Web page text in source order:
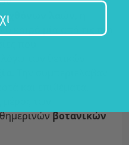
λαών
καιρό μία από τις πιο
βοτανικών